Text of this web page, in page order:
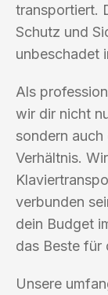
transportiert.
Schutz und
unbeschadet
Als
wir dir nicht
sondern
Verhältnis.
verbunden
dein Budget
das Beste für
Unsere